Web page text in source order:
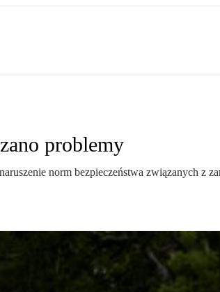
problemy
norm bezpieczeństwa związanych z